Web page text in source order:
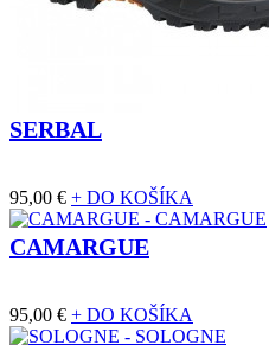
SERBAL
95,00 € + DO KOŠÍKA
CAMARGUE
95,00 € + DO KOŠÍKA